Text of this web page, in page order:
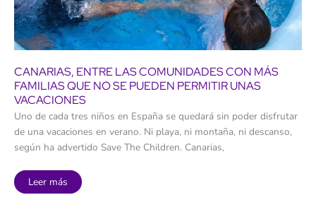
CANARIAS, ENTRE LAS COMUNIDADES CON MÁS
FAMILIAS QUE NO SE PUEDEN PERMITIR UNAS
VACACIONES
Uno de cada tres niños en España se quedará sin poder disfrutar
de una vacaciones en verano. Ni playa, ni montaña, ni descanso,
según ha advertido Save The Children. Canarias,
Canarias,
entre
Leer más